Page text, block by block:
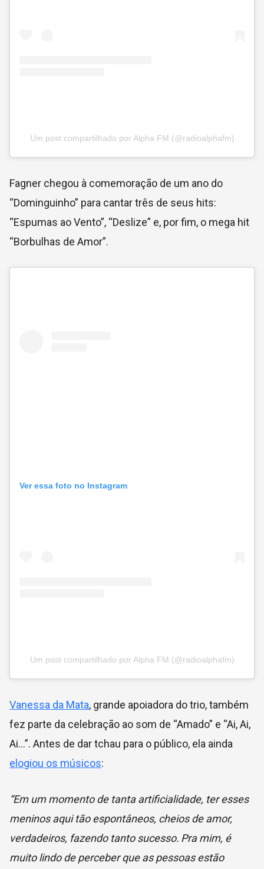
Um post compartilhado por Alpha FM (@radioalphafm)
Fagner chegou à comemoração de um ano do
“Dominguinho” para cantar três de seus hits:
“Espumas ao Vento”, “Deslize” e, por fim, o mega hit
“Borbulhas de Amor”.
Ver essa foto no Instagram
Um post compartilhado por Alpha FM (@radioalphafm)
Vanessa da Mata, grande apoiadora do trio, também
fez parte da celebração ao som de “Amado” e “Ai, Ai,
Ai…”. Antes de dar tchau para o público, ela ainda
elogiou os músicos:
“Em um momento de tanta artificialidade, ter esses
meninos aqui tão espontâneos, cheios de amor,
verdadeiros, fazendo tanto sucesso. Pra mim, é
muito lindo de perceber que as pessoas estão